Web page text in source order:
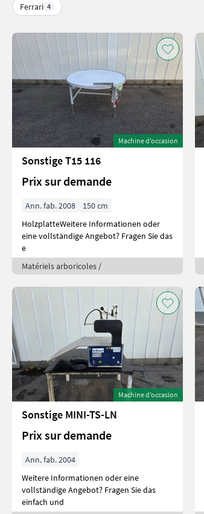
Ferrari 4
Machine d’occasion
Sonstige T15 116
Prix sur demande
Ann. fab. 2008
150 cm
HolzplatteWeitere Informationen oder
eine vollständige Angebot? Fragen Sie das
e
Matériels arboricoles /
Machine d’occasion
Sonstige MINI-TS-LN
Prix sur demande
Ann. fab. 2004
Weitere Informationen oder eine
vollständige Angebot? Fragen Sie das
einfach und